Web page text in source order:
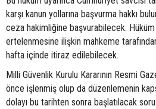
karşı kanun yollarına başvurma hakkı
ceza hakimliğine başvurabilecek. Hüküm
ertelenmesine ilişkin mahkeme
hafta içinde itiraz edilebilecek.
Milli Güvenlik Kurulu Kararının Resmi
önce işlenmiş olup da düzenlemenin
dolayı bu tarihten sonra başlatılacak